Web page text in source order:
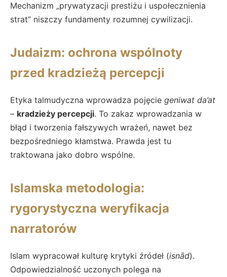
Mechanizm „prywatyzacji prestiżu i uspołecznienia
strat” niszczy fundamenty rozumnej cywilizacji.
Judaizm: ochrona wspólnoty
przed kradzieżą percepcji
Etyka talmudyczna wprowadza pojęcie geniwat da’at
– kradzieży percepcji. To zakaz wprowadzania w
błąd i tworzenia fałszywych wrażeń, nawet bez
bezpośredniego kłamstwa. Prawda jest tu
traktowana jako dobro wspólne.
Islamska metodologia:
rygorystyczna weryfikacja
narratorów
Islam wypracował kulturę krytyki źródeł (isnād).
Odpowiedzialność uczonych polega na